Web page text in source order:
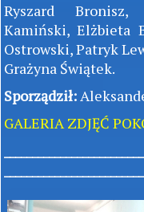
Ryszard Bronisz,
Kamiński, Elżbieta
Ostrowski, Patryk
Grażyna Świątek.
Sporządził:
GALERIA ZDJĘĆ